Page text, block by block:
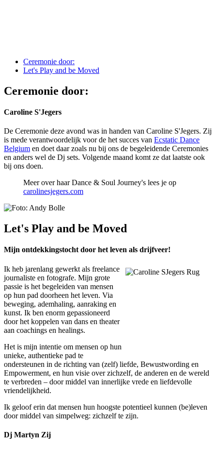
Ceremonie door:
Let's Play and be Moved
Ceremonie door:
Caroline S'Jegers
De Ceremonie deze avond was in handen van Caroline S'Jegers. Zij
is mede verantwoordelijk voor de het succes van Ecstatic Dance
Belgium en doet daar zoals nu bij ons de begeleidende Ceremonies
en anders wel de Dj sets. Volgende maand komt ze dat laatste ook
bij ons doen.
Meer over haar Dance & Soul Journey's lees je op
carolinesjegers.com
Let's Play and be Moved
Mijn ontdekkingstocht door het leven als drijfveer!
Ik heb jarenlang gewerkt als freelance
journaliste en fotografe. Mijn grote
passie is het begeleiden van mensen
op hun pad doorheen het leven. Via
beweging, ademhaling, aanraking en
kunst. Ik ben enorm gepassioneerd
door het koppelen van dans en theater
aan coachings en healings.
Het is mijn intentie om mensen op hun
unieke, authentieke pad te
ondersteunen in de richting van (zelf) liefde, Bewustwording en
Empowerment, en hun visie over zichzelf, de anderen en de wereld
te verbreden – door middel van innerlijke vrede en liefdevolle
vriendelijkheid.
Ik geloof erin dat mensen hun hoogste potentieel kunnen (be)leven
door middel van simpelweg: zichzelf te zijn.
Dj Martyn Zij